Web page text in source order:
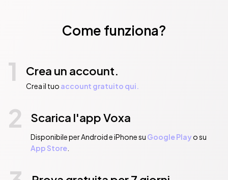
Come funziona?
1 Crea un account.
Crea il tuo account gratuito qui.
2 Scarica l'app Voxa
Disponibile per Android e iPhone su Google Playo su
App Store.